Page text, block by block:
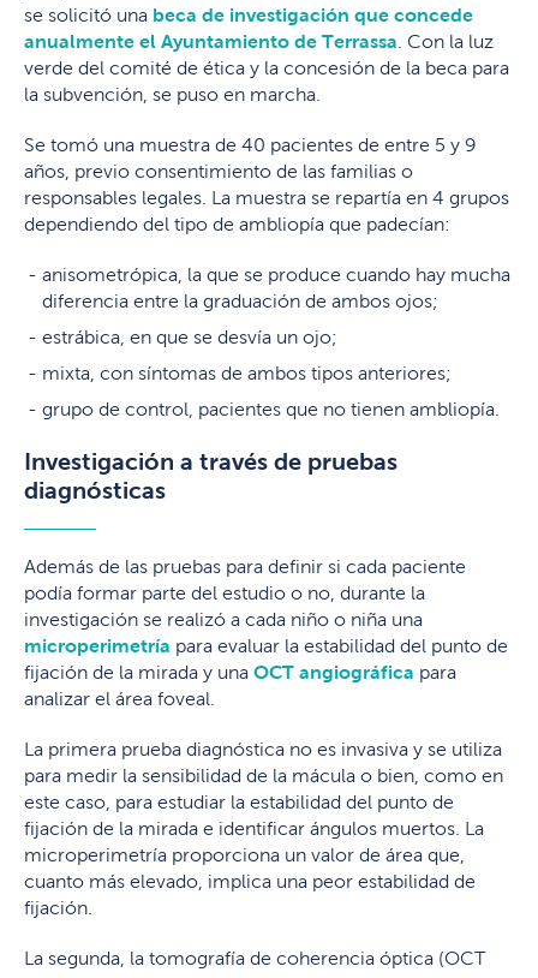
se solicitó una beca de investigación que concede
anualmente el Ayuntamiento de Terrassa . Con la luz
verde del comité de ética y la concesión de la beca para
la subvención, se puso en marcha.
Se tomó una muestra de 40 pacientes de entre 5 y 9
años, previo consentimiento de las familias o
responsables legales. La muestra se repartía en 4 grupos
dependiendo del tipo de ambliopía que padecían:
anisometrópica, la que se produce cuando hay mucha
diferencia entre la graduación de ambos ojos;
estrábica, en que se desvía un ojo;
mixta, con síntomas de ambos tipos anteriores;
grupo de control, pacientes que no tienen ambliopía.
Investigación a través de pruebas
diagnósticas
Además de las pruebas para definir si cada paciente
podía formar parte del estudio o no, durante la
investigación se realizó a cada niño o niña una
microperimetría para evaluar la estabilidad del punto de
fijación de la mirada y una OCT angiográfica para
analizar el área foveal.
La primera prueba diagnóstica no es invasiva y se utiliza
para medir la sensibilidad de la mácula o bien, como en
este caso, para estudiar la estabilidad del punto de
fijación de la mirada e identificar ángulos muertos. La
microperimetría proporciona un valor de área que,
cuanto más elevado, implica una peor estabilidad de
fijación.
La segunda, la tomografía de coherencia óptica (OCT